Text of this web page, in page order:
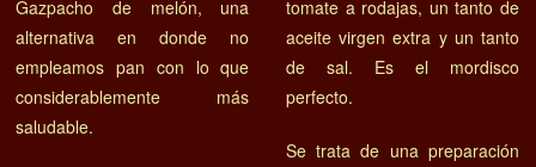
Gazpacho de melón, una
alternativa en donde no
empleamos pan con lo que
considerablemente más
saludable.
tomate a rodajas, un tanto de
aceite virgen extra y un tanto
de sal. Es el mordisco
perfecto.
Se trata de una preparación